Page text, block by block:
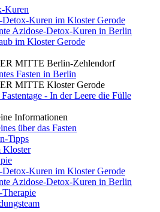
Kuren
Detox-Kuren im Kloster Gerode
Azidose-Detox-Kuren in Berlin
im Kloster Gerode
MITTE Berlin-Zehlendorf
Fasten in Berlin
MITTE Kloster Gerode
- In der Leere die Fülle
Informationen
über das Fasten
Tipps
Kloster
Detox-Kuren im Kloster Gerode
Azidose-Detox-Kuren in Berlin